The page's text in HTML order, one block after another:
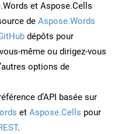
et Aspose.Cells
de Aspose.Words
dépôts pour
même ou dirigez-vous
options de
d’API basée sur
et Aspose.Cells pour
.